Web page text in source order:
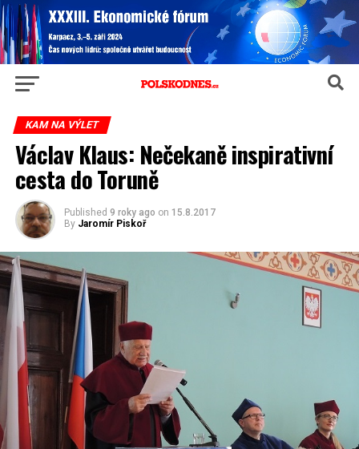
KAM NA VÝLET
Václav Klaus: Nečekaně inspirativní
cesta do Toruně
Published 9 roky ago on 15.8.2017
By Jaromír Piskoř